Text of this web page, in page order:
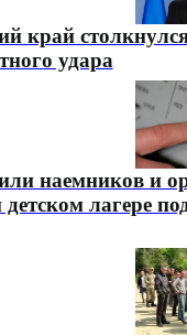
край
удара
наемников и
лагере